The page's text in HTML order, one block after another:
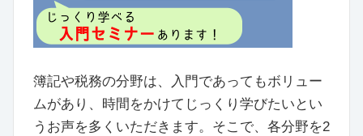
簿記や税務の分野は、入門であってもボリュー
ムがあり、時間をかけてじっくり学びたいとい
うお声を多くいただきます。そこで、各分野を2